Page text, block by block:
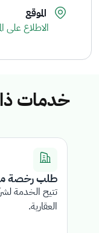
الموقع
الاطلاع على
خدمات
طلب رخصة
تتيح الخدمة
العقارية.